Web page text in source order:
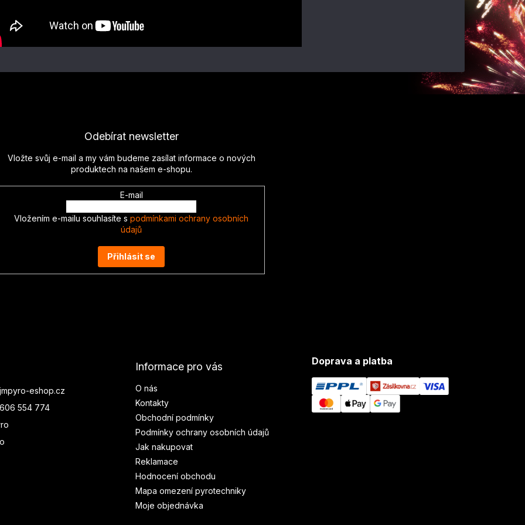
Odebírat newsletter
Vložte svůj e-mail a my vám budeme zasílat informace o nových
produktech na našem e-shopu.
E-mail
Vložením e-mailu souhlasíte s podmínkami ochrany osobních
údajů
Přihlásit se
jmpyro-eshop.cz
554 774
Informace pro vás
O nás
Kontakty
Obchodní podmínky
Podmínky ochrany osobních údajů
Jak nakupovat
Reklamace
Hodnocení obchodu
Mapa omezení pyrotechniky
Moje objednávka
Doprava a platba